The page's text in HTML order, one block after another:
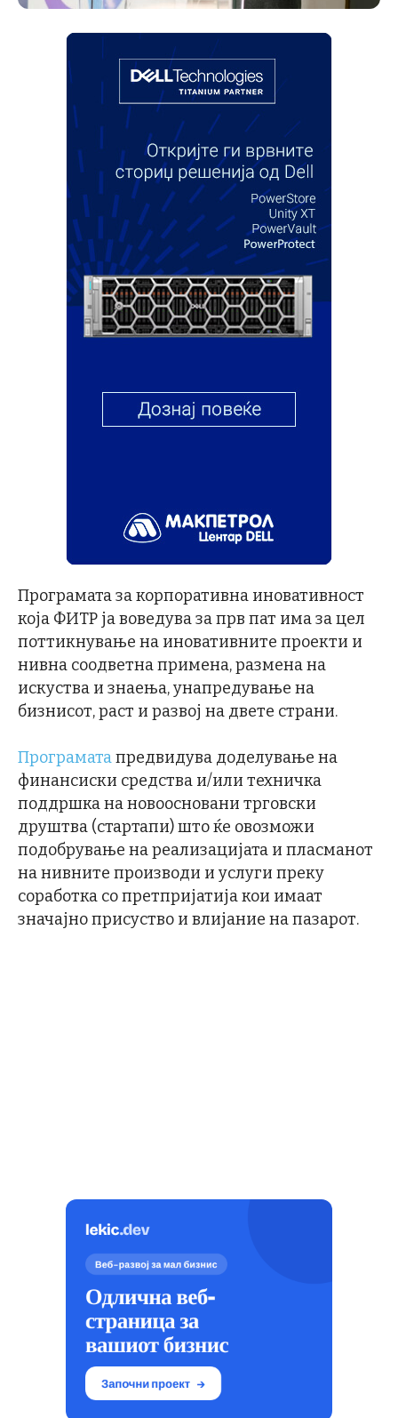
Програмата за корпоративна иновативност
која ФИТР ја воведува за прв пат има за цел
поттикнување на иновативните проекти и
нивна соодветна примена, размена на
искуства и знаења, унапредување на
бизнисот, раст и развој на двете страни.
Програматапредвидува доделување на
финансиски средства и/или техничка
поддршка на новоосновани трговски
друштва (стартапи) што ќе овозможи
подобрување на реализацијата и пласманот
на нивните производи и услуги преку
соработка со претпријатија кои имаат
значајно присуство и влијание на пазарот.